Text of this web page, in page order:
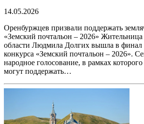
14.05.2026
Оренбуржцев призвали поддержать
«Земский почтальон – 2026»
области Людмила Долгих вышла в финал
конкурса «Земский почтальон – 2026».
народное голосование, в рамках
могут поддержать…